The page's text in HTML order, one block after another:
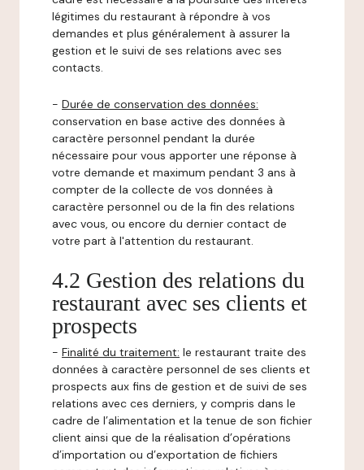
légitimes du restaurant à répondre à vos
demandes et plus généralement à assurer la
gestion et le suivi de ses relations avec ses
contacts.
- Durée de conservation des données:
conservation en base active des données à
caractère personnel pendant la durée
nécessaire pour vous apporter une réponse à
votre demande et maximum pendant 3 ans à
compter de la collecte de vos données à
caractère personnel ou de la fin des relations
avec vous, ou encore du dernier contact de
votre part à l'attention du restaurant.
4.2 Gestion des relations du
restaurant avec ses clients et
prospects
- Finalité du traitement: le restaurant traite des
données à caractère personnel de ses clients et
prospects aux fins de gestion et de suivi de ses
relations avec ces derniers, y compris dans le
cadre de l’alimentation et la tenue de son fichier
client ainsi que de la réalisation d’opérations
d’importation ou d’exportation de fichiers